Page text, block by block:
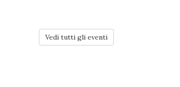
Vedi tutti gli eventi